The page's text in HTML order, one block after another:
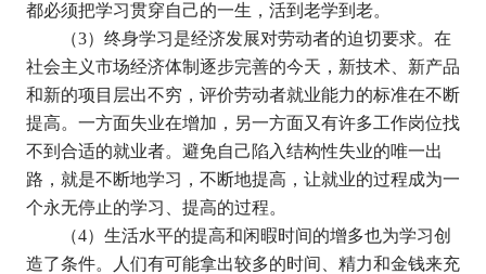
都必须把学习贯穿自己的一生，活到老学到老。
（3）终身学习是经济发展对劳动者的迫切要求。在
社会主义市场经济体制逐步完善的今天，新技术、新产品
和新的项目层出不穷，评价劳动者就业能力的标准在不断
提高。一方面失业在增加，另一方面又有许多工作岗位找
不到合适的就业者。避免自己陷入结构性失业的唯一出
路，就是不断地学习，不断地提高，让就业的过程成为一
个永无停止的学习、提高的过程。
（4）生活水平的提高和闲暇时间的增多也为学习创
造了条件。人们有可能拿出较多的时间、精力和金钱来充